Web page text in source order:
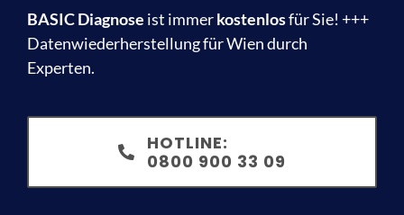
BASIC Diagnose ist immerkostenlosfür Sie! +++
Datenwiederherstellung für Wien durch
Experten.
HOTLINE:
0800 900 33 09